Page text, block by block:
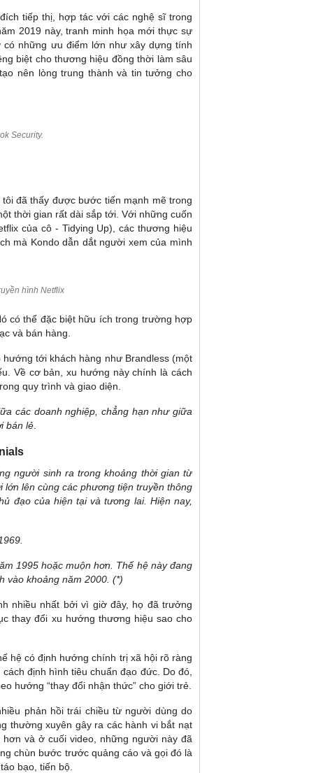
tiếp thị, hợp tác với các nghệ sĩ trong
2019 này, tranh minh họa mới thực sự
những ưu điểm lớn như xây dựng tính
biệt cho thương hiệu đồng thời làm sâu
nên lòng trung thành và tin tưởng cho
Security.
đã thấy được bước tiến mạnh mẽ trong
thời gian rất dài sắp tới. Với những cuốn
của cô - Tidying Up), các thương hiệu
mà Kondo dẫn dắt người xem của mình
hình Netflix
có thể đặc biệt hữu ích trong trường hợp
và bán hàng.
tới khách hàng như Brandless (một
Về cơ bản, xu hướng này chính là cách
quy trình và giao diện.
các doanh nghiệp, chẳng hạn như giữa
bán lẻ
người sinh ra trong khoảng thời gian từ
lên cùng các phương tiện truyền thông
đạo của hiện tại và tương lai. Hiện nay,
1995 hoặc muộn hơn. Thế hệ này đang
vào khoảng năm 2000. (*)
nhiều nhất bởi vì giờ đây, họ đã trưởng
thay đổi xu hướng thương hiệu sao cho
hệ có định hướng chính trị xã hội rõ ràng
định hình tiêu chuẩn đạo đức. Do đó,
hướng “thay đổi nhận thức” cho giới trẻ.
phản hồi trái chiều từ người dùng do
thường xuyên gây ra các hành vi bắt nạt
và ở cuối video, những người này đã
chùn bước trước quảng cáo và gọi đó là
bạo, tiến bộ.